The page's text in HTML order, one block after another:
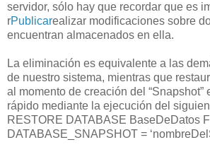
servidor, sólo hay que recordar que es
rPublicarealizar modificaciones sobre
encuentran almacenados en ella.
La eliminación es equivalente a las
de nuestro sistema, mientras que
al momento de creación del “Snapshot”
rápido mediante la ejecución del
RESTORE DATABASE BaseDeDatos
DATABASE_SNAPSHOT =